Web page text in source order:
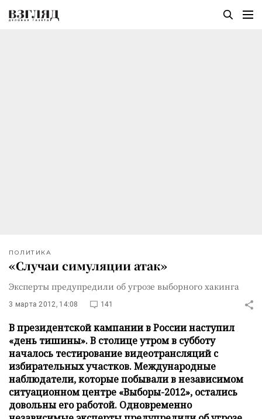
ПОЛИТИКА
«Случаи симуляции атак»
Эксперты предупредили об угрозе выборного хакинга
3 марта 2012, 14:08 141
В президентской кампании в России наступил
«день тишины». В столице утром в субботу
началось тестирование видеотрансляций с
избирательных участков. Международные
наблюдатели, которые побывали в независимом
ситуационном центре «Выборы-2012», остались
довольны его работой. Одновременно